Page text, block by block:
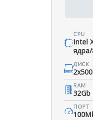
CPU
Intel
ядра/
ДИСК
RAM
32Gb
ПОРТ